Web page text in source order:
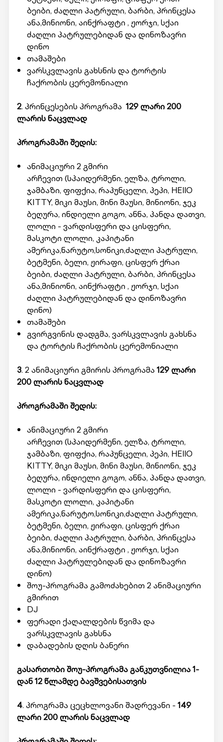
ბეიბი, ძაღლი პატრული, ბარბი, პრინცესა
ანა,მინიონი, აინქრაფტი , ჟორჯი, სქაი
ძაღლი პატრულებიდან და დინოზავრი
დინო
თამაშები
ვარსკვლავის გახსნის და ტორტის
ჩაქრობის ცერემონიალი
2. პრინცესების პროგრამა 129 ლარი 200
ლარის ნაცვლად
პროგრამაში შედის:
ანიმაციური 2 გმირი
არჩევით (სპაიდერმენი, ელზა, ტროლი,
ჯამბაზი, ფიფქია, რაპუნცელი, პეპი, HEllO
KITTY, მიკი მაუსი, მინი მაუსი, მინიონი, ჯეკ
ბეღურა, ინდიელი გოგო, ანნა, პანდა დათვი,
ლოლი - ვარდისფერი და ცისფერი,
მასკოტი ლოლი, კაპიტანი
ამერიკა,ნარუტო,სონიკი,ძაღლი პატრული,
ბეტმენი, ბელი, ჟირაფი, ცისფერ ქრაი
ბეიბი, ძაღლი პატრული, ბარბი, პრინცესა
ანა,მინიონი, აინქრაფტი , ჟორჯი, სქაი
ძაღლი პატრულებიდან და დინოზავრი
დინო)
თამაშები
გვირგვინის დადგმა, ვარსკვლავის გახსნა
და ტორტის ჩაქრობის ცერემონიალი
3. 2 ანიმაციური გმირის პროგრამა 129 ლარი
200 ლარის ნაცვლად
პროგრამაში შედის:
ანიმაციური 2 გმირი
არჩევით (სპაიდერმენი, ელზა, ტროლი,
ჯამბაზი, ფიფქია, რაპუნცელი, პეპი, HEllO
KITTY, მიკი მაუსი, მინი მაუსი, მინიონი, ჯეკ
ბეღურა, ინდიელი გოგო, ანნა, პანდა დათვი,
ლოლი - ვარდისფერი და ცისფერი,
მასკოტი ლოლი, კაპიტანი
ამერიკა,ნარუტო,სონიკი,ძაღლი პატრული,
ბეტმენი, ბელი, ჟირაფი, ცისფერ ქრაი
ბეიბი, ძაღლი პატრული, ბარბი, პრინცესა
ანა,მინიონი, აინქრაფტი , ჟორჯი, სქაი
ძაღლი პატრულებიდან და დინოზავრი
დინო)
შოუ-პროგრამა გამოძახებით 2 ანიმაციური
გმირით
DJ
ფერადი ქაღალდების წვიმა და
ვარსკვლავის გახსნა
დაბადების დღის ბანერი
გასართობი შოუ-პროგრამა განკუთვნილია 1-
დან 12 წლამდე ბავშვებისათვის
4. პროგრამა ცეცხლოვანი შადრევანი - 149
ლარი 200 ლარის ნაცვლად